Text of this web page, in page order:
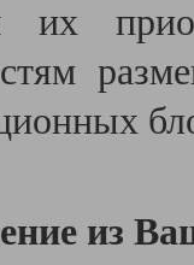
их
из